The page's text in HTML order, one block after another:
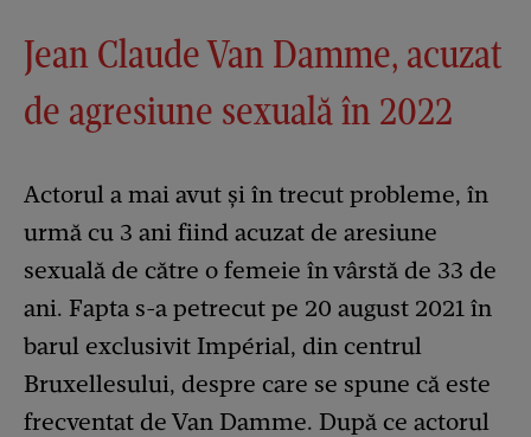
Jean Claude Van Damme, acuzat
de agresiune sexuală în 2022
Actorul a mai avut și în trecut probleme, în
urmă cu 3 ani fiind acuzat de aresiune
sexuală de către o femeie în vârstă de 33 de
ani. Fapta s-a petrecut pe 20 august 2021 în
barul exclusivit Impérial, din centrul
Bruxellesului, despre care se spune că este
frecventat de Van Damme. După ce actorul